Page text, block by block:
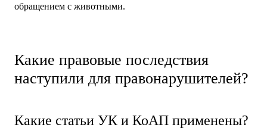
обращением с животными.
Какие правовые последствия
наступили для правонарушителей?
Какие статьи УК и КоАП применены?